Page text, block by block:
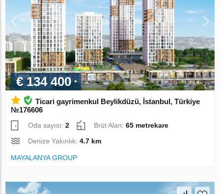
€ 134 400
Ticari gayrimenkul Beylikdüzü, İstanbul, Türkiye
№176606
Oda sayısı:2 Brüt Alan:65 metrekare
Denize Yakınlık:4.7 km
MAYALANYA GROUP